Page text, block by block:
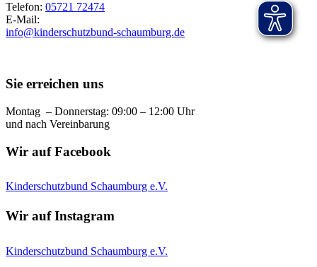
Telefon: 05721 72474
E-Mail:
info@kinderschutzbund-schaumburg.de
Sie erreichen uns
Montag – Donnerstag: 09:00 – 12:00 Uhr
und nach Vereinbarung
Wir auf Facebook
Kinderschutzbund Schaumburg e.V.
Wir auf Instagram
Kinderschutzbund Schaumburg e.V.